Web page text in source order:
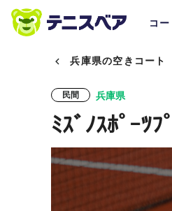
コー
兵庫県の空きコート
民間 兵庫県
ﾐｽﾞﾉｽﾎﾟｰﾂ